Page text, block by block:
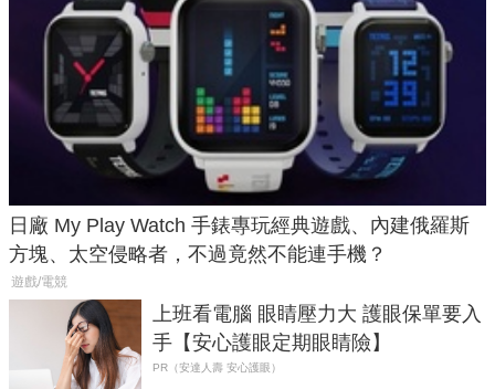
日廠 My Play Watch 手錶專玩經典遊戲、內建俄羅斯
方塊、太空侵略者，不過竟然不能連手機？
遊戲/電競
上班看電腦 眼睛壓力大 護眼保單要入
手【安心護眼定期眼睛險】
PR（安達人壽 安心護眼）